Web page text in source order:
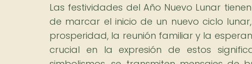
Las festividades del Año Nuevo Lunar
de marcar el inicio de un nuevo ciclo
prosperidad, la reunión familiar y la
crucial en la expresión de estos